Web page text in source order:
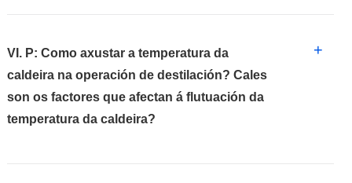
VI. P: Como axustar a temperatura da
caldeira na operación de destilación? Cales
son os factores que afectan á flutuación da
temperatura da caldeira?
+